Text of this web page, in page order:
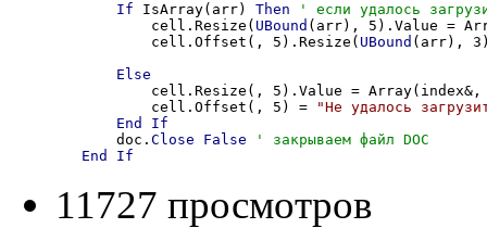
If IsArray(arr) Then
                cell.Resize(
UBound (arr), 5).Value =
                cell.Offset(, 5).Resize(
UBound (arr),
Else
cell.Resize(, 5).Value =
                cell.Offset(, 5) =
"Не удалось
End
If
            doc.
Close False
End
If
11727 просмотров